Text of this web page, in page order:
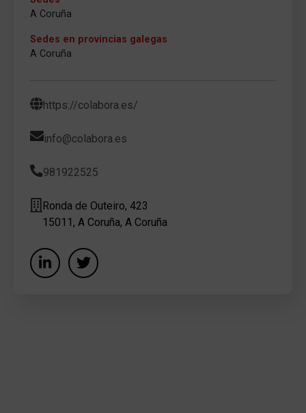
A Coruña
Sedes en provincias galegas
A Coruña
https://colabora.es/
info@colabora.es
981922525
Ronda de Outeiro, 423
15011, A Coruña, A Coruña